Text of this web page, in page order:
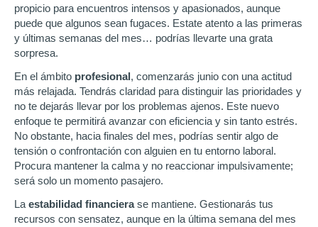
propicio para encuentros intensos y apasionados, aunque
puede que algunos sean fugaces. Estate atento a las primeras
y últimas semanas del mes… podrías llevarte una grata
sorpresa.
En el ámbito profesional, comenzarás junio con una actitud
más relajada. Tendrás claridad para distinguir las prioridades y
no te dejarás llevar por los problemas ajenos. Este nuevo
enfoque te permitirá avanzar con eficiencia y sin tanto estrés.
No obstante, hacia finales del mes, podrías sentir algo de
tensión o confrontación con alguien en tu entorno laboral.
Procura mantener la calma y no reaccionar impulsivamente;
será solo un momento pasajero.
La estabilidad financierase mantiene. Gestionarás tus
recursos con sensatez, aunque en la última semana del mes